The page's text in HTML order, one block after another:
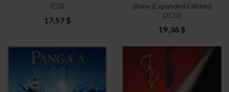
(CD)
17,57 $
Show (Expanded Edition)
(2CD)
19,36 $